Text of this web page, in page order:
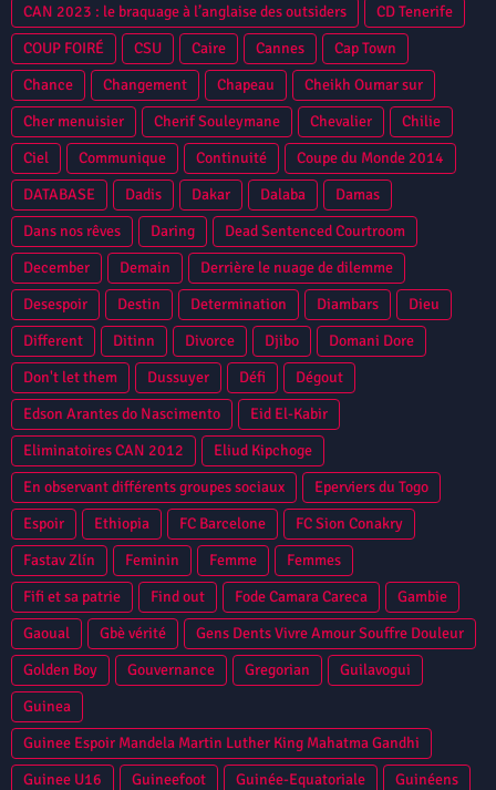
CAN 2023 : le braquage à l’anglaise des outsiders
CD Tenerife
COUP FOIRÉ
CSU Caire Cannes
Cap Town
Chance
Changement Chapeau
Cheikh Oumar sur
Cher menuisier
Cherif Souleymane Chevalier
Chilie
Ciel
Communique Continuité
Coupe du Monde 2014
DATABASE
Dadis Dakar Dalaba
Damas
Dans nos rêves
Daring
Dead Sentenced Courtroom
December
Demain
Derrière le nuage de dilemme
Desespoir
Destin Determination Diambars
Dieu
Different
Ditinn Divorce Djibo
Domani Dore
Don't let them
Dussuyer Défi
Dégout
Edson Arantes do Nascimento
Eid El-Kabir
Eliminatoires CAN 2012
Eliud Kipchoge
En observant différents groupes sociaux
Eperviers du Togo
Espoir
Ethiopia FC Barcelone
FC Sion Conakry
Fastav Zlín
Feminin Femme
Femmes
Fifi et sa patrie
Find out Fode Camara Careca
Gambie
Gaoual
Gbè vérité
Gens Dents Vivre Amour Souffre Douleur
Golden Boy
Gouvernance Gregorian
Guilavogui
Guinea
Guinee Espoir Mandela Martin Luther King Mahatma Gandhi
Guinee U16
Guineefoot Guinée-Equatoriale
Guinéens